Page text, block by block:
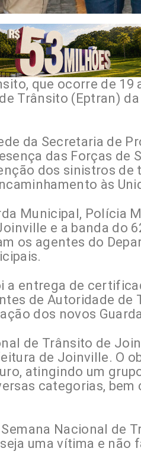
que ocorre de 19
Trânsito (Eptran)
da Secretaria de
das Forças de
dos sinistros de
às
Municipal, Polícia
e a banda do
os agentes do
a entrega de
de Autoridade de
dos novos
de Trânsito de
de Joinville. O
atingindo um
categorias,
Nacional de
uma vítima e não